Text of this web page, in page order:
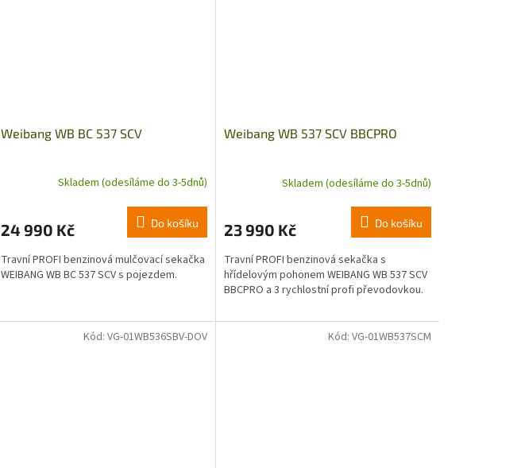
Weibang WB BC 537 SCV
Skladem (odesíláme do 3-5dnů)
24 990 Kč Do košíku
Travní PROFI benzinová mulčovací sekačka
WEIBANG WB BC 537 SCV s pojezdem.
Weibang WB 537 SCV BBCPRO
Skladem (odesíláme do 3-5dnů)
23 990 Kč Do košíku
Travní PROFI benzinová sekačka s
hřídelovým pohonem WEIBANG WB 537 SCV
BBCPRO a 3 rychlostní profi převodovkou.
Kód: VG-01WB536SBV-DOV Kód: VG-01WB537SCM